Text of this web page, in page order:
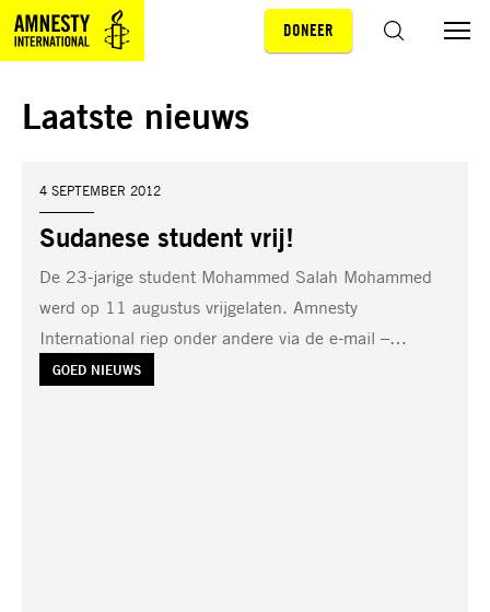
Sla navigatie over
DONEER
Laatste nieuws
Sudanese student vrij!
TAG:
GOED NIEUWS
DATUM:
4 SEPTEMBER 2012
De 23-jarige student Mohammed Salah Mohammed
werd op 11 augustus vrijgelaten. Amnesty
International riep onder andere via de e-mail –…